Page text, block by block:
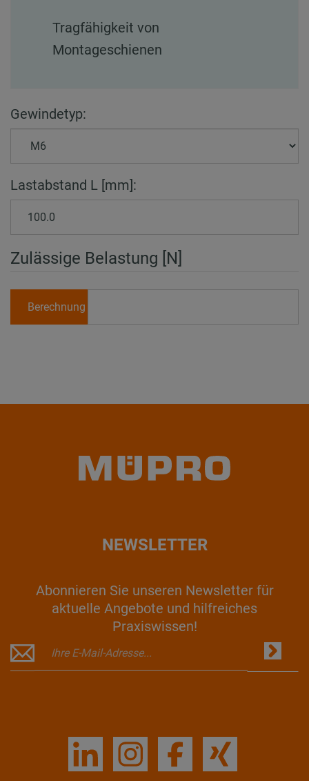
Tragfähigkeit von
Montageschienen
Gewindetyp:
Lastabstand L [mm]:
Zulässige Belastung [N]
Berechnung
NEWSLETTER
Abonnieren Sie unseren Newsletter für
aktuelle Angebote und hilfreiches
Praxiswissen!